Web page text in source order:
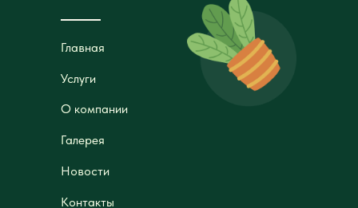
Контакты
Контакты
Новости
Новости
Галерея
Галерея
О компании
О компании
Услуги
Услуги
Главная
Главная